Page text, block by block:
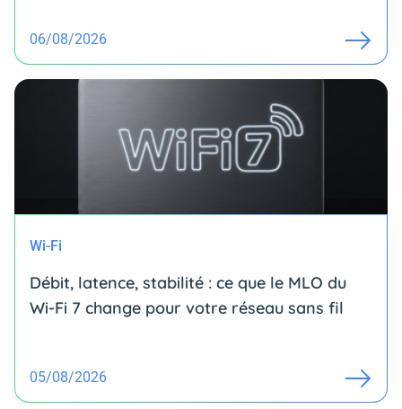
06/08/2026
Wi-Fi
Débit, latence, stabilité : ce que le MLO du
Wi-Fi 7 change pour votre réseau sans fil
05/08/2026